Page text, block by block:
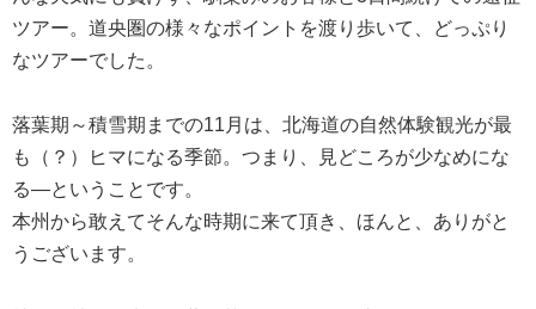
ツアー。道央圏の様々なポイントを渡り歩いて、どっぷり
なツアーでした。
落葉期～積雪期までの11月は、北海道の自然体験観光が最
も（？）ヒマになる季節。つまり、見どころが少なめにな
る―ということです。
本州から敢えてそんな時期に来て頂き、ほんと、ありがと
うございます。